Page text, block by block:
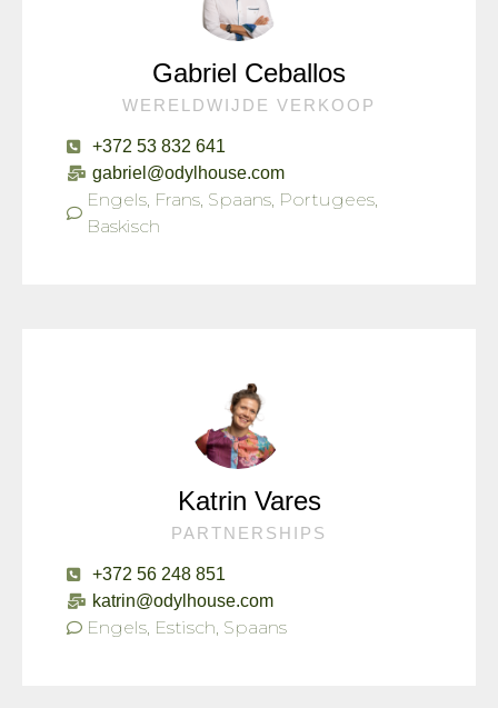
Gabriel Ceballos
WERELDWIJDE VERKOOP
+372 53 832 641
gabriel@odylhouse.com
Engels, Frans, Spaans, Portugees,
Baskisch
Katrin Vares
PARTNERSHIPS
+372 56 248 851
katrin@odylhouse.com
Engels, Estisch, Spaans